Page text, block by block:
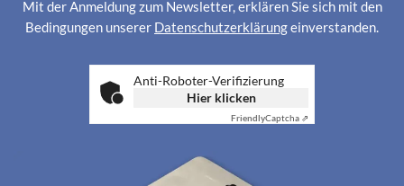
Mit der Anmeldung zum Newsletter, erklären Sie sich mit den
Bedingungen unserer Datenschutzerklärungeinverstanden.
Anti-Roboter-Verifizierung
Hier klicken
FriendlyCaptcha ⇗